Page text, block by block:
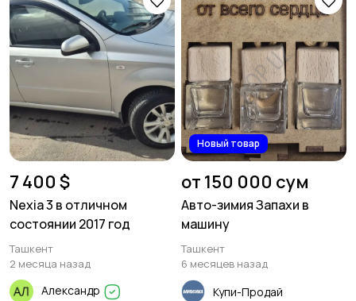
7 400 $
Nexia 3 в отличном
состоянии 2017 год
Ташкент
2 месяца назад
Александр
Новый товар
от 150 000 сум
Авто-зимия Запахи в
машину
Ташкент
6 месяцев назад
Купи-Продай